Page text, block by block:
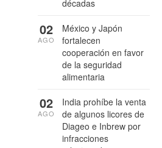
décadas
México y Japón
fortalecen
cooperación en favor
de la seguridad
alimentaria
02
AGO
India prohíbe la venta
de algunos licores de
Diageo e Inbrew por
infracciones
02
AGO